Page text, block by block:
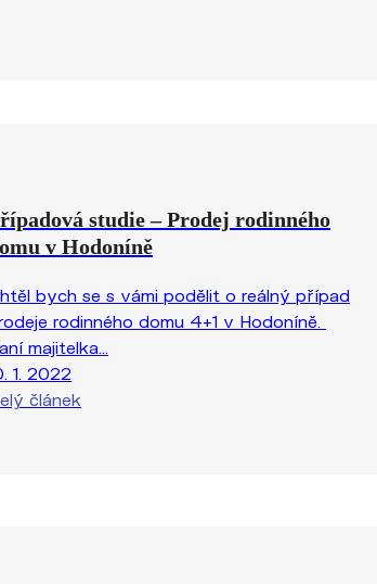
studie – Prodej rodinného
v Hodoníně
bych se s vámi podělit o reálný případ
rodinného domu 4+1 v Hodoníně.
majitelka...
1. 2022
článek